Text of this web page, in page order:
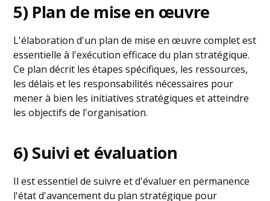
5) Plan de mise en œuvre
L'élaboration d'un plan de mise en œuvre complet est
essentielle à l'exécution efficace du plan stratégique.
Ce plan décrit les étapes spécifiques, les ressources,
les délais et les responsabilités nécessaires pour
mener à bien les initiatives stratégiques et atteindre
les objectifs de l'organisation.
6) Suivi et évaluation
Il est essentiel de suivre et d'évaluer en permanence
l'état d'avancement du plan stratégique pour